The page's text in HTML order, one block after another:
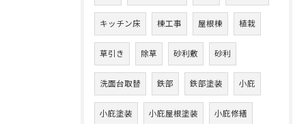
キッチン床 棟工事 屋根棟 植栽
草引き 除草 砂利敷 砂利
洗面台取替 鉄部 鉄部塗装 小庇
小庇塗装 小庇屋根塗装 小庇修繕